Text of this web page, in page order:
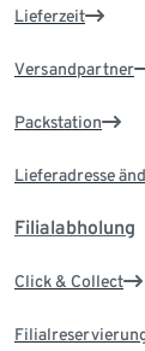
Lieferzeit
Versandpartner
Packstation
Lieferadresse
Filialabholung
Click & Collect